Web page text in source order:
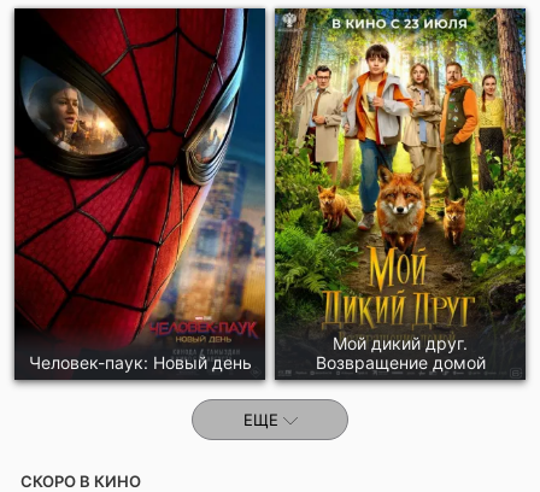
Отправить!
Человек-паук: Новый день
Мой дикий друг.
Возвращение домой
ЕЩЕ
СКОРО В КИНО